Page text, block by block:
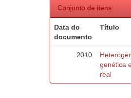
Conjunto de itens:
Data do
documento
Título
2010
genética
real